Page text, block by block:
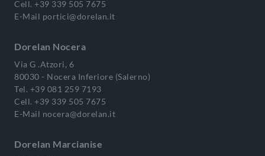
Cell. +39 339 505 7675
E-Mail portici@dorelan.it
Dorelan Nocera
Via G .Atzori, 6
80030 - Nocera Inferiore (Salerno)
Tel. +39 081 259 7193
Cell. +39 339 505 7675
E-Mail nocera@dorelan.it
Dorelan Marcianise